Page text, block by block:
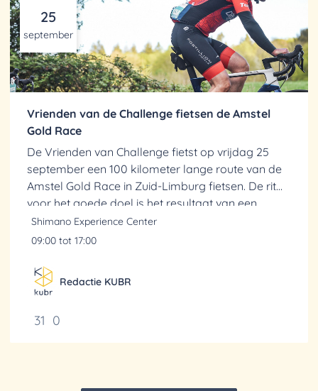
25
september
Vrienden van de Challenge fietsen de Amstel
Gold Race
De Vrienden van Challenge fietst op vrijdag 25
september een 100 kilometer lange route van de
Amstel Gold Race in Zuid-Limburg fietsen. De rit
voor het goede doel is het resultaat van een
oproep tijdens de VSK-E van Manon Veldkamp en
Rick Bruins...
Shimano Experience Center
09:00 tot 17:00
Redactie KUBR
31 0